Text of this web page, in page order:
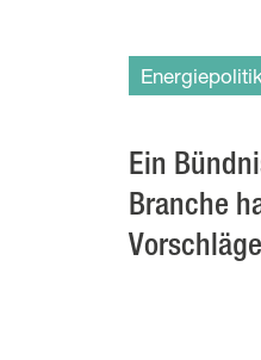
Ein
Branche